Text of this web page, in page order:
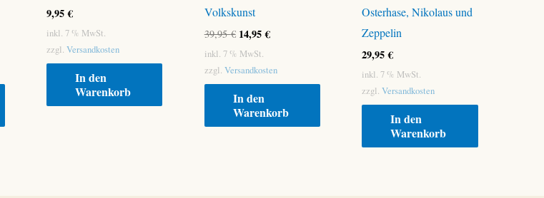
9,95€
inkl. 7 % MwSt.
zzgl. Versandkosten
In den
Warenkorb
Volkskunst
39,95€ Ursprünglicher
war:
39,95 €
14,95€Aktueller
14,95 €.
inkl. 7 % MwSt.
zzgl. Versandkosten
In den
Warenkorb
Osterhase, Nikolaus und
Zeppelin
29,95€
inkl. 7 % MwSt.
zzgl.Versandkosten
In den
Warenkorb